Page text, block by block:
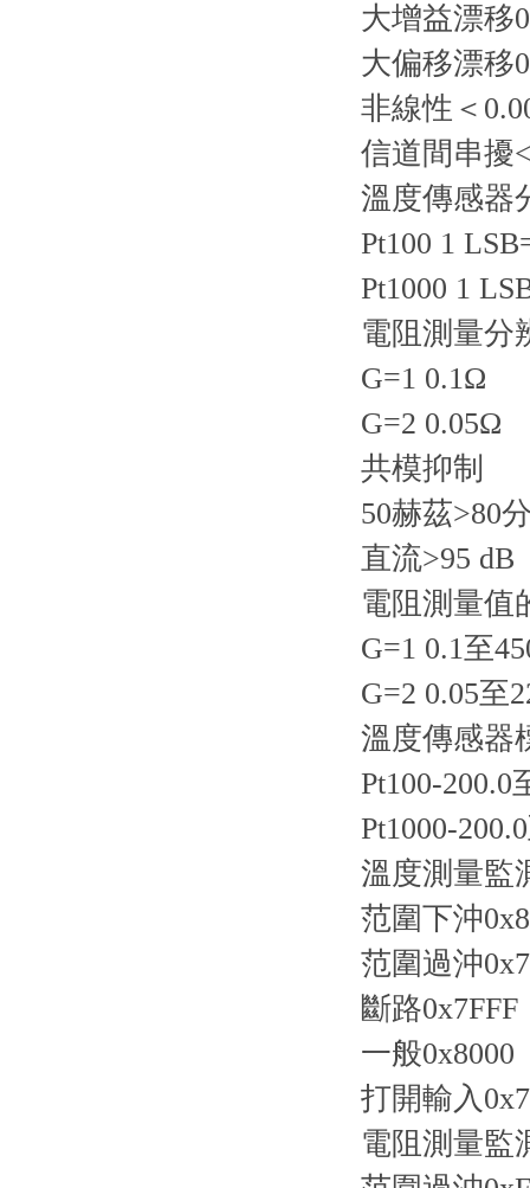
大增益漂移
大偏移漂移
非線性＜
信道間串擾
溫度傳感器
Pt100 1
Pt1000 1
電阻測量分
G=1 0.1Ω
G=2 0.05Ω
共模抑制
50赫茲>80
直流>95 dB
電阻測量值
G=1 0.1至
G=2 0.05至
溫度傳感器
Pt100-200.0
Pt1000-
溫度測量監
范圍下沖
范圍過沖
斷路0x7FFF
一般0x8000
打開輸入
電阻測量監